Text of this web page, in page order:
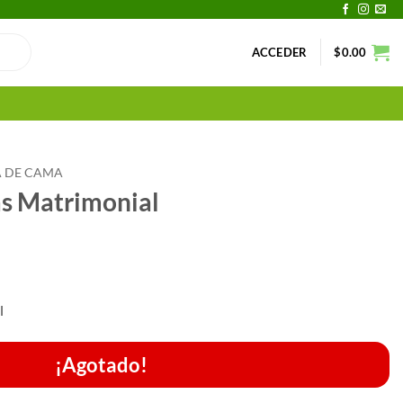
ACCEDER $0.00
DE CAMA
Matrimonial
¡Agotado!